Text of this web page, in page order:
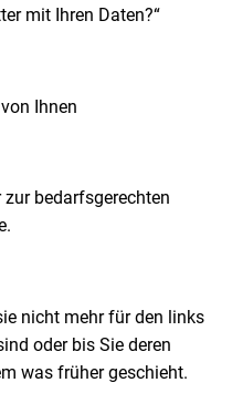
mit Ihren Daten?“
Ihnen
bedarfsgerechten
nicht mehr für den links
oder bis Sie deren
was früher geschieht.